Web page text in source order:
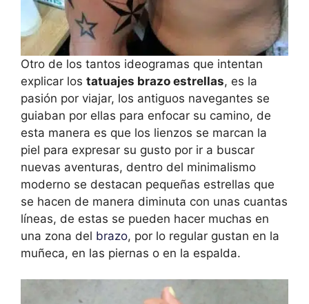
Otro de los tantos ideogramas que intentan
explicar los tatuajes brazo estrellas, es la
pasión por viajar, los antiguos navegantes se
guiaban por ellas para enfocar su camino, de
esta manera es que los lienzos se marcan la
piel para expresar su gusto por ir a buscar
nuevas aventuras, dentro del minimalismo
moderno se destacan pequeñas estrellas que
se hacen de manera diminuta con unas cuantas
líneas, de estas se pueden hacer muchas en
una zona del brazo, por lo regular gustan en la
muñeca, en las piernas o en la espalda.